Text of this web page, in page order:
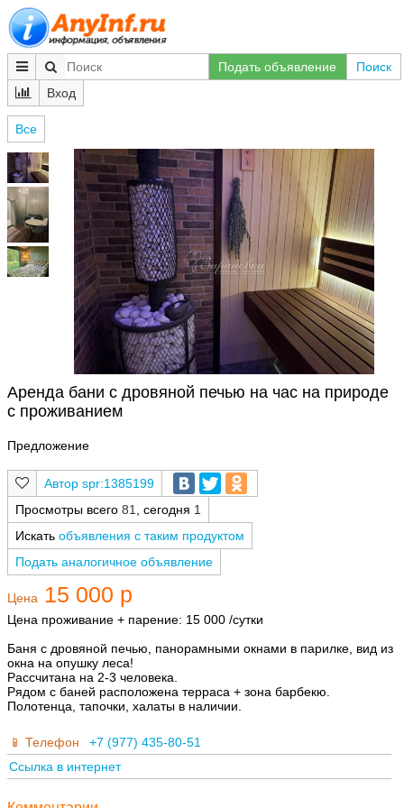
Подать объявление
Поиск
Вход
Все
Аренда бани с дровяной печью на час на природе
с проживанием
Предложение
spr:1385199
Просмотры всего 81 , сегодня 1
Искать объявления с таким продуктом
Подать аналогичное объявление
Цена 15 000 р
Цена проживание + парение: 15 000 /сутки
Баня с дровяной печью, панорамными окнами в парилке, вид из
окна на опушку леса!
Рассчитана на 2-3 человека.
Рядом с баней расположена терраса + зона барбекю.
Полотенца, тапочки, халаты в наличии.
Телефон
+7 (977) 435-80-51
Ссылка в интернет